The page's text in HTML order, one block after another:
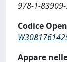
978-1-
Codice
Appare